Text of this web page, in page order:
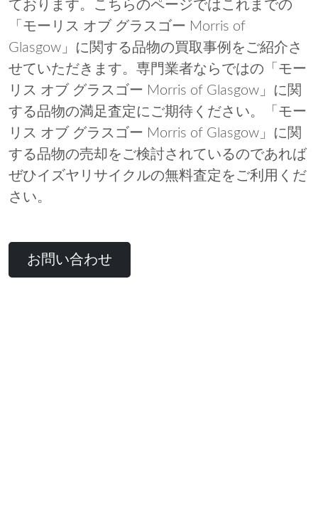
ております。こちらのページではこれまでの
「モーリス オブ グラスゴー Morris of
Glasgow」に関する品物の買取事例をご紹介さ
せていただきます。専門業者ならではの「モー
リス オブ グラスゴー Morris of Glasgow」に関
する品物の満足査定にご期待ください。「モー
リス オブ グラスゴー Morris of Glasgow」に関
する品物の売却をご検討されているのであれば
ぜひイズヤリサイクルの無料査定をご利用くだ
さい。
お問い合わせ